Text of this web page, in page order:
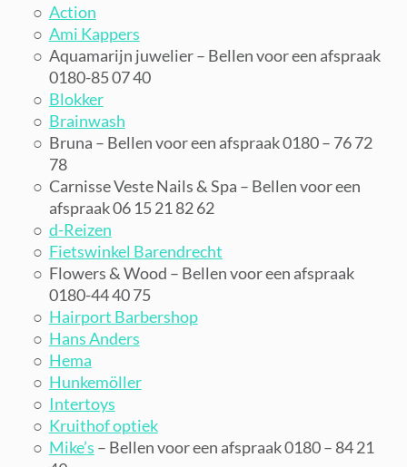
Action
Ami Kappers
Aquamarijn juwelier – Bellen voor een afspraak
0180-85 07 40
Blokker
Brainwash
Bruna – Bellen voor een afspraak 0180 – 76 72
78
Carnisse Veste Nails & Spa – Bellen voor een
afspraak 06 15 21 82 62
d-Reizen
Fietswinkel Barendrecht
Flowers & Wood – Bellen voor een afspraak
0180-44 40 75
Hairport Barbershop
Hans Anders
Hema
Hunkemöller
Intertoys
Kruithof optiek
Mike’s – Bellen voor een afspraak 0180 – 84 21